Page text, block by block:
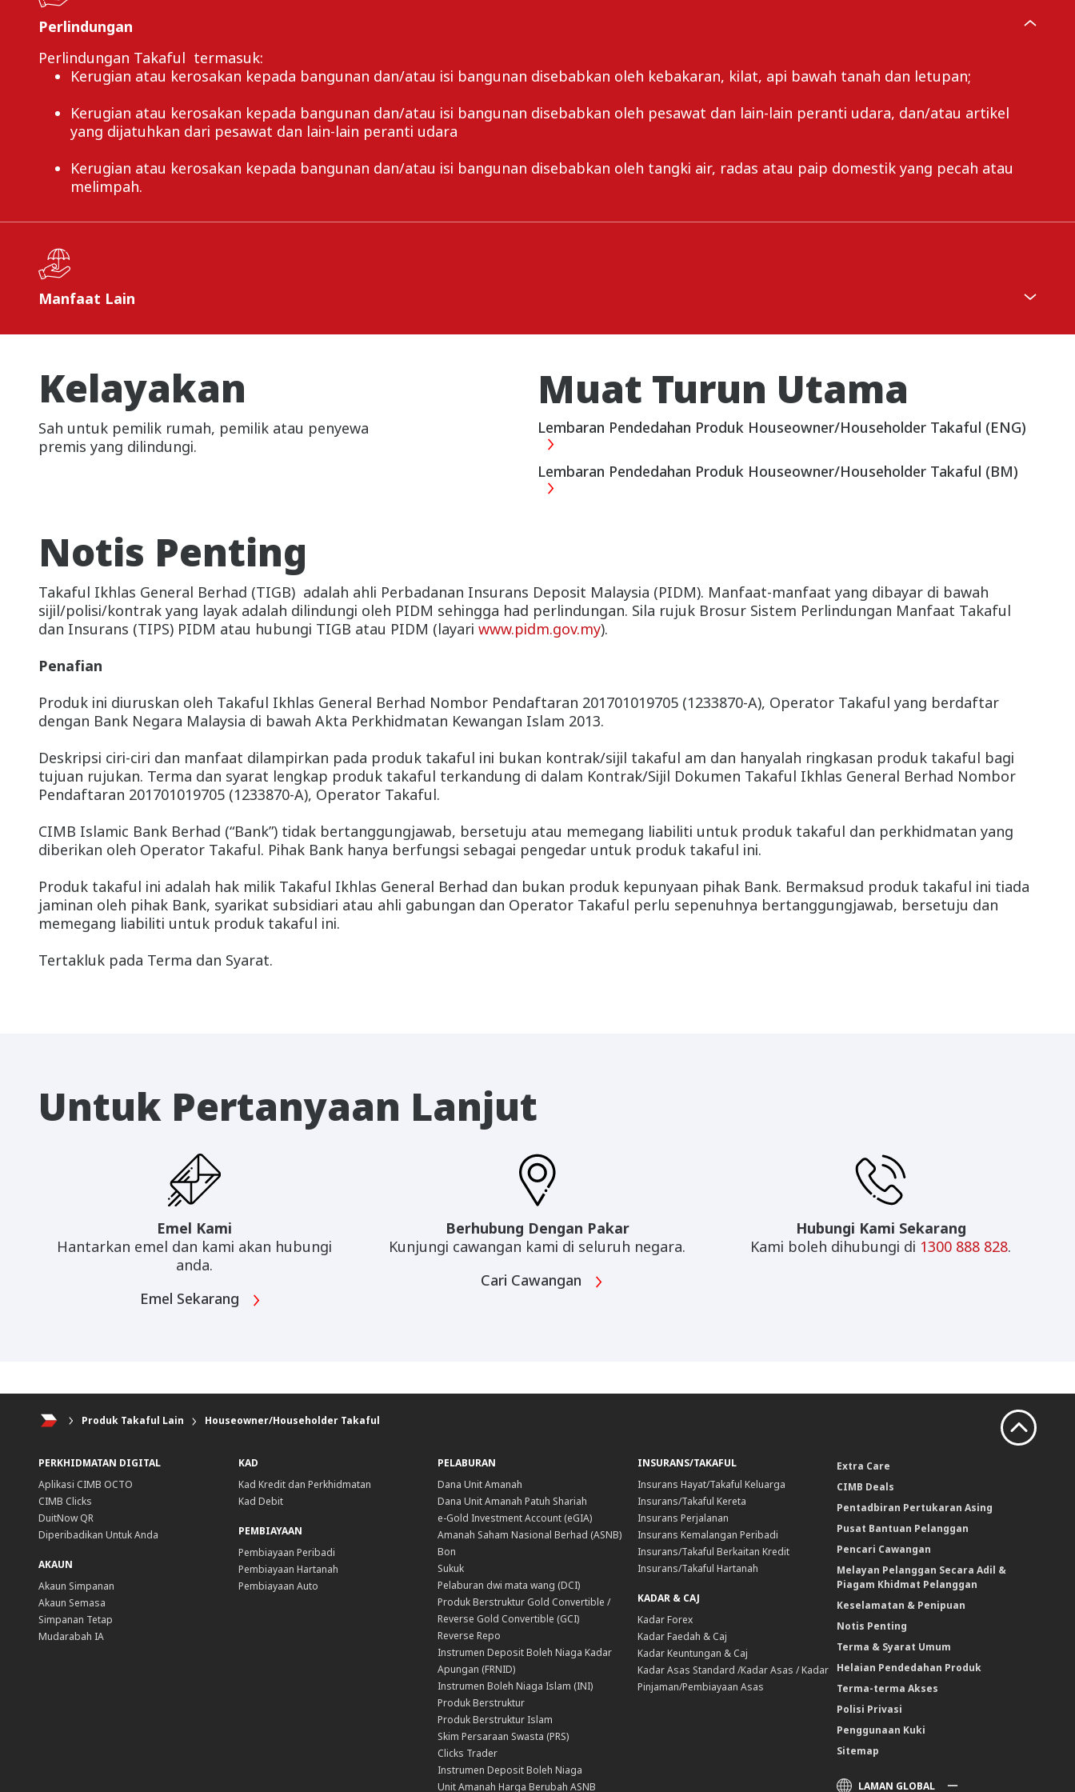
Perlindungan
Perlindungan Takaful termasuk:
Kerugian atau kerosakan kepada bangunan dan/atau isi bangunan disebabkan oleh kebakaran, kilat, api bawah tanah dan letupan;
Kerugian atau kerosakan kepada bangunan dan/atau isi bangunan disebabkan oleh pesawat dan lain-lain peranti udara, dan/atau artikel
yang dijatuhkan dari pesawat dan lain-lain peranti udara
Kerugian atau kerosakan kepada bangunan dan/atau isi bangunan disebabkan oleh tangki air, radas atau paip domestik yang pecah atau
melimpah.
Manfaat Lain
Takaful ini juga memberikan manfaat berikut tanpa apa-apa Sumbangan Takaful tambahan, tertakluk pada terma dan syarat Sijil Takaful:
Cermin pecah;
Pampasan untuk insiden maut di dalam rumah kediaman persendirian disebabkan oleh keganasan luaran atau boleh dilihat oleh pencuri
atau oleh kebakaran, jika kematian berlaku dalam tempoh 3 bulan selepas kecederaan;
Kelayakan
Sah untuk pemilik rumah, pemilik atau penyewa
premis yang dilindungi.
Muat Turun Utama
Lembaran Pendedahan Produk Houseowner/Householder Takaful (ENG)
Lembaran Pendedahan Produk Houseowner/Householder Takaful (BM)
Notis Penting
Takaful Ikhlas General Berhad (TIGB) adalah ahli Perbadanan Insurans Deposit Malaysia (PIDM). Manfaat-manfaat yang dibayar di bawah
sijil/polisi/kontrak yang layak adalah dilindungi oleh PIDM sehingga had perlindungan. Sila rujuk Brosur Sistem Perlindungan Manfaat Takaful
dan Insurans (TIPS) PIDM atau hubungi TIGB atau PIDM (layari www.pidm.gov.my).
Penafian
Produk ini diuruskan oleh Takaful Ikhlas General Berhad Nombor Pendaftaran 201701019705 (1233870-A), Operator Takaful yang berdaftar
dengan Bank Negara Malaysia di bawah Akta Perkhidmatan Kewangan Islam 2013.
Deskripsi ciri-ciri dan manfaat dilampirkan pada produk takaful ini bukan kontrak/sijil takaful am dan hanyalah ringkasan produk takaful bagi
tujuan rujukan. Terma dan syarat lengkap produk takaful terkandung di dalam Kontrak/Sijil Dokumen Takaful Ikhlas General Berhad Nombor
Pendaftaran 201701019705 (1233870-A), Operator Takaful.
CIMB Islamic Bank Berhad (“Bank”) tidak bertanggungjawab, bersetuju atau memegang liabiliti untuk produk takaful dan perkhidmatan yang
diberikan oleh Operator Takaful. Pihak Bank hanya berfungsi sebagai pengedar untuk produk takaful ini.
Produk takaful ini adalah hak milik Takaful Ikhlas General Berhad dan bukan produk kepunyaan pihak Bank. Bermaksud produk takaful ini tiada
jaminan oleh pihak Bank, syarikat subsidiari atau ahli gabungan dan Operator Takaful perlu sepenuhnya bertanggungjawab, bersetuju dan
memegang liabiliti untuk produk takaful ini.
Tertakluk pada Terma dan Syarat.
Untuk Pertanyaan Lanjut
Emel Kami
Hantarkan emel dan kami akan hubungi
anda.
Emel Sekarang
Berhubung Dengan Pakar
Kunjungi cawangan kami di seluruh negara.
Cari Cawangan
Hubungi Kami Sekarang
Kami boleh dihubungi di 1300 888 828.
Produk Takaful Lain Houseowner/Householder Takaful
PERKHIDMATAN DIGITAL
Aplikasi CIMB OCTO
CIMB Clicks
DuitNow QR
Diperibadikan Untuk Anda
AKAUN
Akaun Simpanan
Akaun Semasa
Simpanan Tetap
Mudarabah IA
KAD
Kad Kredit dan Perkhidmatan
Kad Debit
PEMBIAYAAN
Pembiayaan Peribadi
Pembiayaan Hartanah
Pembiayaan Auto
PELABURAN
Dana Unit Amanah
Dana Unit Amanah Patuh Shariah
e-Gold Investment Account (eGIA)
Amanah Saham Nasional Berhad (ASNB)
Bon
Sukuk
Pelaburan dwi mata wang (DCI)
Produk Berstruktur Gold Convertible /
Reverse Gold Convertible (GCI)
Reverse Repo
Instrumen Deposit Boleh Niaga Kadar
Apungan (FRNID)
Instrumen Boleh Niaga Islam (INI)
Produk Berstruktur
Produk Berstruktur Islam
Skim Persaraan Swasta (PRS)
Clicks Trader
Instrumen Deposit Boleh Niaga
Unit Amanah Harga Berubah ASNB
INSURANS/TAKAFUL
Insurans Hayat/Takaful Keluarga
Insurans/Takaful Kereta
Insurans Perjalanan
Insurans Kemalangan Peribadi
Insurans/Takaful Berkaitan Kredit
Insurans/Takaful Hartanah
KADAR & CAJ
Kadar Forex
Kadar Faedah & Caj
Kadar Keuntungan & Caj
Kadar Asas Standard /Kadar Asas / Kadar
Pinjaman/Pembiayaan Asas
Extra Care
CIMB Deals
Pentadbiran Pertukaran Asing
Pusat Bantuan Pelanggan
Pencari Cawangan
Melayan Pelanggan Secara Adil &
Piagam Khidmat Pelanggan
Keselamatan & Penipuan
Notis Penting
Terma & Syarat Umum
Helaian Pendedahan Produk
Terma-terma Akses
Polisi Privasi
Penggunaan Kuki
Sitemap
LAMAN GLOBAL